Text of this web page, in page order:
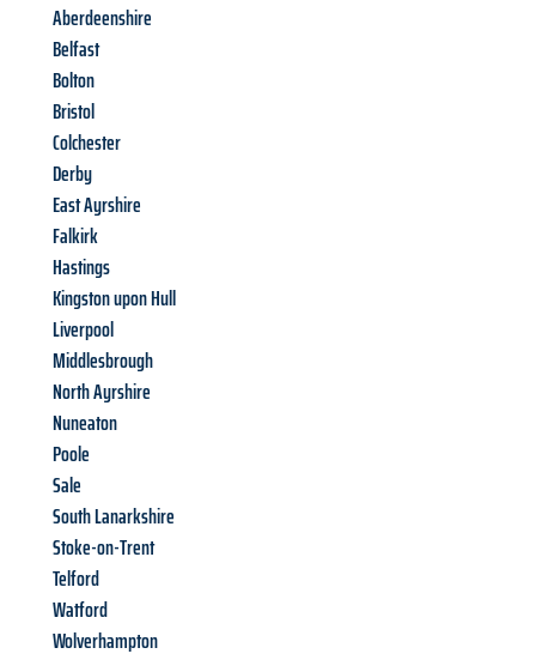
Aberdeenshire
Belfast
Bolton
Bristol
Colchester
Derby
East Ayrshire
Falkirk
Hastings
Kingston upon Hull
Liverpool
Middlesbrough
North Ayrshire
Nuneaton
Poole
Sale
South Lanarkshire
Stoke-on-Trent
Telford
Watford
Wolverhampton